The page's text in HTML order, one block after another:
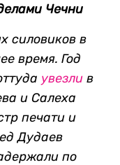
Чечни
силовиков в
время. Год
увезли в
и Салеха
печати и
Дудаев
по